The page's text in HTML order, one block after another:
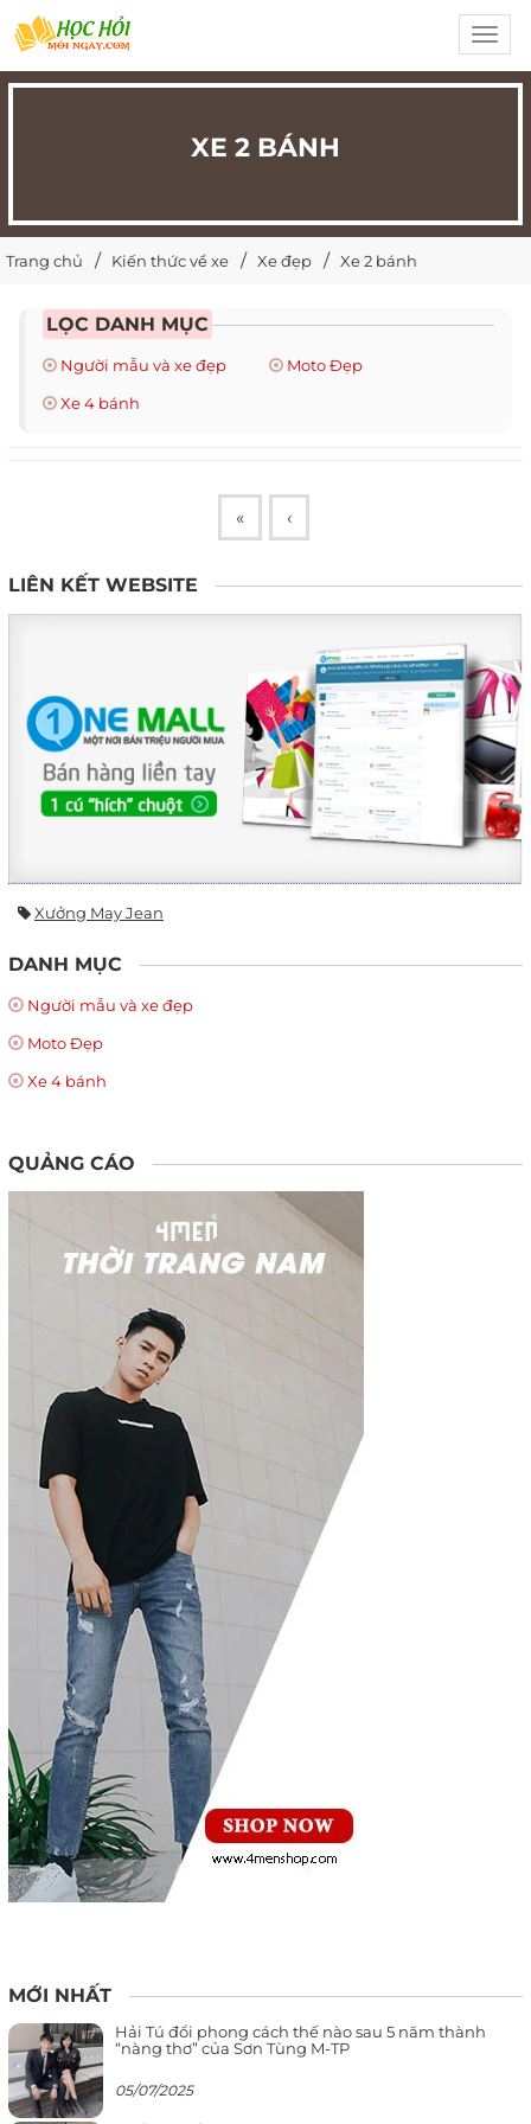
XE 2 BÁNH
Trang chủ Kiến thức về xe Xe đẹp Xe 2 bánh
LỌC DANH MỤC
Người mẫu và xe đẹp
Moto Đẹp
Xe 4 bánh
« ‹
LIÊN KẾT WEBSITE
Xưởng May Jean
DANH MỤC
Người mẫu và xe đẹp
Moto Đẹp
Xe 4 bánh
QUẢNG CÁO
MỚI NHẤT
Hải Tú đổi phong cách thế nào sau 5 năm thành
“nàng thơ” của Sơn Tùng M-TP
05/07/2025